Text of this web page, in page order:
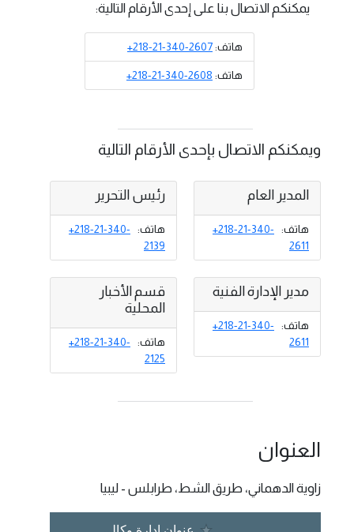
يمكنكم الاتصال بنا على إحدى الأرقام التالية:
هاتف:+218-21-340-2607
هاتف: +218-21-340-2608
ويمكنكم الاتصال بإحدى الأرقام التالية
المدير العام
هاتف: +218-21-340-
2611
رئيس التحرير
هاتف: +218-21-340-
2139
مدير الإدارة الفنية
هاتف: +218-21-340-
2611
قسم الأخبار
المحلية
هاتف: +218-21-340-
2125
العنوان
زاوية الدهماني، طريق الشط، طرابلس - ليبيا